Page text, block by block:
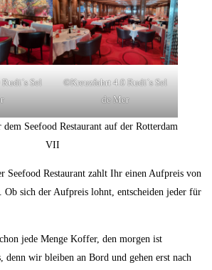
Sel
©Kreuzfahrt 4.0 Rudi´s Sel
de Mer
dem Seefood Restaurant auf der Rotterdam
VII
Seefood Restaurant zahlt Ihr einen Aufpreis von
sich der Aufpreis lohnt, entscheiden jeder für
jede Menge Koffer, den morgen ist
denn wir bleiben an Bord und gehen erst nach